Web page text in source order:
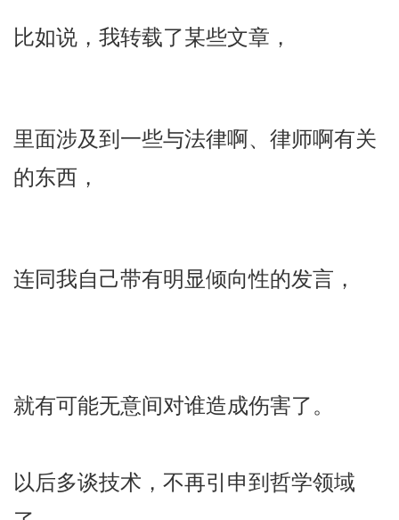
比如说，我转载了某些文章，
里面涉及到一些与法律啊、律师啊有关
的东西，
连同我自己带有明显倾向性的发言，
就有可能无意间对谁造成伤害了。
以后多谈技术，不再引申到哲学领域